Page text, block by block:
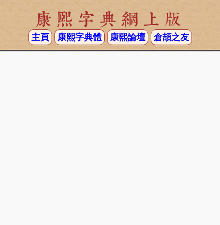
康熙字典網上版
主頁 康熙字典體 康熙論壇 倉頡之友